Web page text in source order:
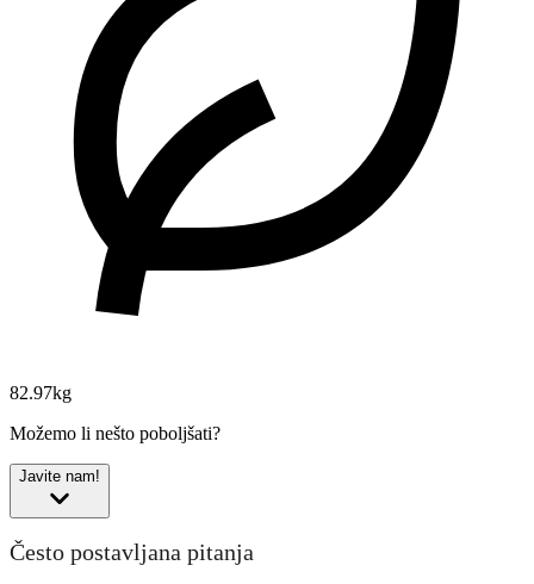
82.97kg
Možemo li nešto poboljšati?
Javite nam!
Često postavljana pitanja